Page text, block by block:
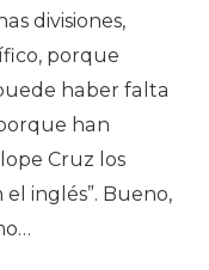
divisiones,
porque
haber falta
han
Cruz los
inglés”. Bueno,